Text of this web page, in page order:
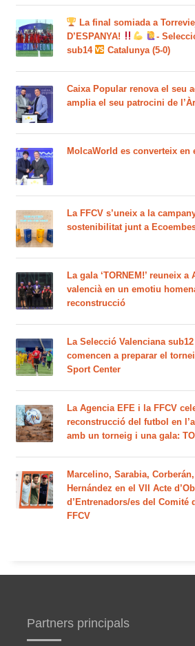
La final somiada a
D’ESPANYA!
-
sub14
Catalunya (5-0)
Caixa Popular renova el seu
amplia el seu patrocini de
MolcaWorld es converteix en
La FFCV s’uneix a la
sostenibilitat junt a
La gala ‘TORNEM!’ reuneix a
valencià en un emotiu
reconstrucció
La Selecció Valenciana
comencen a preparar el
Sport Center
La Agencia EFE i la FFCV
reconstrucció del futbol en
amb un torneig i una gala:
Marcelino, Sarabia,
Hernández en el VII Acte
d’Entrenadors/es del Comité
FFCV
Partners principals